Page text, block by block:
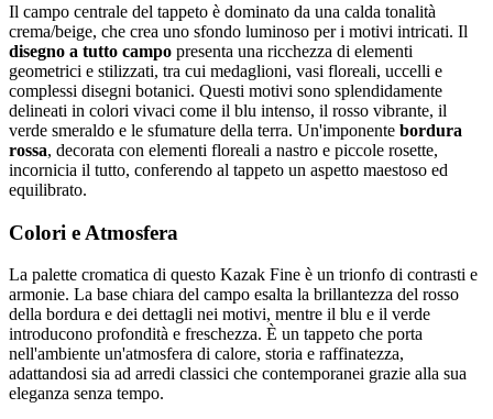
Il campo centrale del tappeto è dominato da una calda tonalità
crema/beige, che crea uno sfondo luminoso per i motivi intricati. Il
disegno a tutto campo presenta una ricchezza di elementi
geometrici e stilizzati, tra cui medaglioni, vasi floreali, uccelli e
complessi disegni botanici. Questi motivi sono splendidamente
delineati in colori vivaci come il blu intenso, il rosso vibrante, il
verde smeraldo e le sfumature della terra. Un'imponente bordura
rossa, decorata con elementi floreali a nastro e piccole rosette,
incornicia il tutto, conferendo al tappeto un aspetto maestoso ed
equilibrato.
Colori e Atmosfera
La palette cromatica di questo Kazak Fine è un trionfo di contrasti e
armonie. La base chiara del campo esalta la brillantezza del rosso
della bordura e dei dettagli nei motivi, mentre il blu e il verde
introducono profondità e freschezza. È un tappeto che porta
nell'ambiente un'atmosfera di calore, storia e raffinatezza,
adattandosi sia ad arredi classici che contemporanei grazie alla sua
eleganza senza tempo.